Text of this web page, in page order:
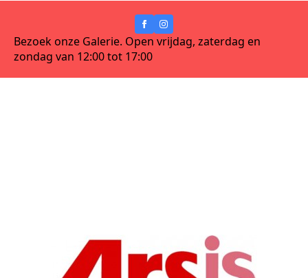
Bezoek onze Galerie. Open vrijdag, zaterdag en
zondag van 12:00 tot 17:00